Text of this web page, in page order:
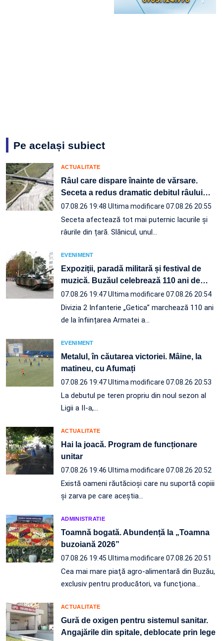
Pe același subiect
ACTUALITATE
Râul care dispare înainte de vărsare.
Seceta a redus dramatic debitul râului…
07.08.26 19:48 Ultima modificare 07.08.26 20:55
Seceta afectează tot mai puternic lacurile și
râurile din țară. Slănicul, unul…
EVENIMENT
Expoziții, paradă militară și festival de
muzică. Buzăul celebrează 110 ani de…
07.08.26 19:47Ultima modificare 07.08.26 20:54
Divizia 2 Infanterie „Getica” marchează 110 ani
de la înființarea Armatei a…
EVENIMENT
Metalul, în căutarea victoriei. Mâine, la
matineu, cu Afumați
07.08.26 19:47Ultima modificare 07.08.26 20:53
La debutul pe teren propriu din noul sezon al
Ligii a II-a,…
ACTUALITATE
Hai la joacă. Program de funcționare
unitar
07.08.26 19:46 Ultima modificare 07.08.26 20:52
Există oameni răutăcioși care nu suportă copiii
și zarva pe care aceștia…
ADMINISTRATIE
Toamnă bogată. Abundență la „Toamna
buzoiană 2026”
07.08.26 19:45 Ultima modificare 07.08.26 20:51
Cea mai mare piaţă agro-alimentară din Buzău,
exclusiv pentru producători, va funcţiona…
ACTUALITATE
Gură de oxigen pentru sistemul sanitar.
Angajările din spitale, deblocate prin lege